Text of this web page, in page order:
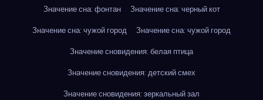
Значение сна: фонтан
Значение сна: черный кот
Значение сна: чужой город
Значение сна: чужой город
Значение сновидения: белая птица
Значение сновидения: детский смех
Значение сновидения: зеркальный зал